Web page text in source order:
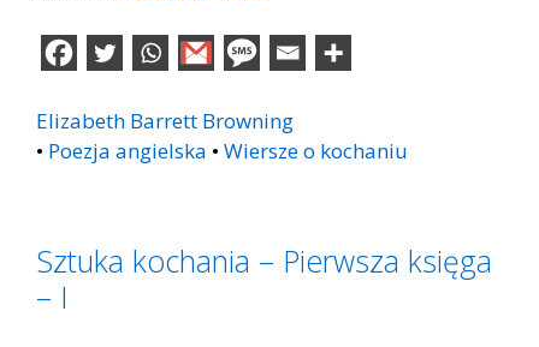
Elizabeth Barrett Browning
• Poezja angielska • Wiersze o kochaniu
Sztuka kochania – Pierwsza księga
– I